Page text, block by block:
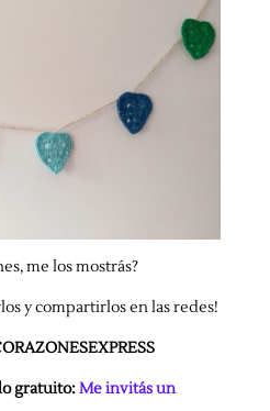
me los mostrás?
y compartirlos en las redes!
gratuito:Me invitás un